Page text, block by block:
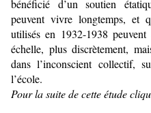
bénéficié d’un soutien
peuvent vivre longtemps, et
utilisés en 1932-1938
échelle, plus discrètement,
dans l’inconscient collectif,
l’école.
Pour la suite de cette étude